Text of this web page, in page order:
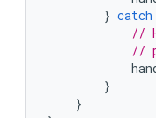
} catch
//
//
}
}